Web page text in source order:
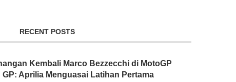
RECENT POSTS
Kembali Marco Bezzecchi di MotoGP
GP: Aprilia Menguasai Latihan Pertama